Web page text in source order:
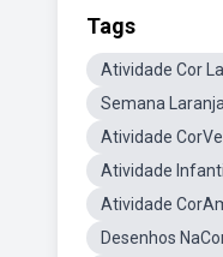
Tags
Atividade Cor
Semana
Atividade
Atividade
Atividade
Desenhos